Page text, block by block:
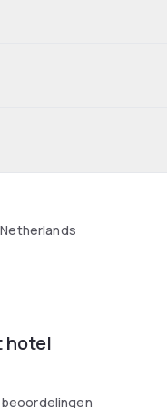
hotel
beoordelingen